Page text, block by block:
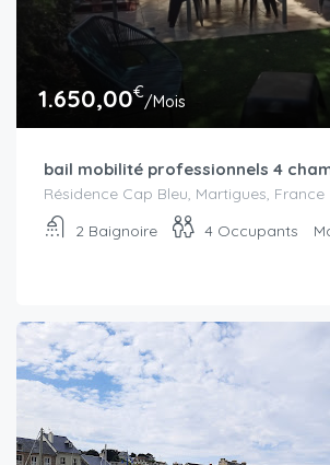
1.650,00€/Mois
Résidence Cap Bleu, Martigues, France
2 Baignoire 4 Occupants